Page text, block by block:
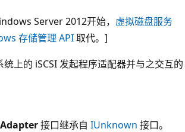
Server 2012开始， 虚拟磁盘服务
存储管理 API取代。]
上的 iSCSI 发起程序适配器并与之交互的
接口继承自 IUnknown 接口。